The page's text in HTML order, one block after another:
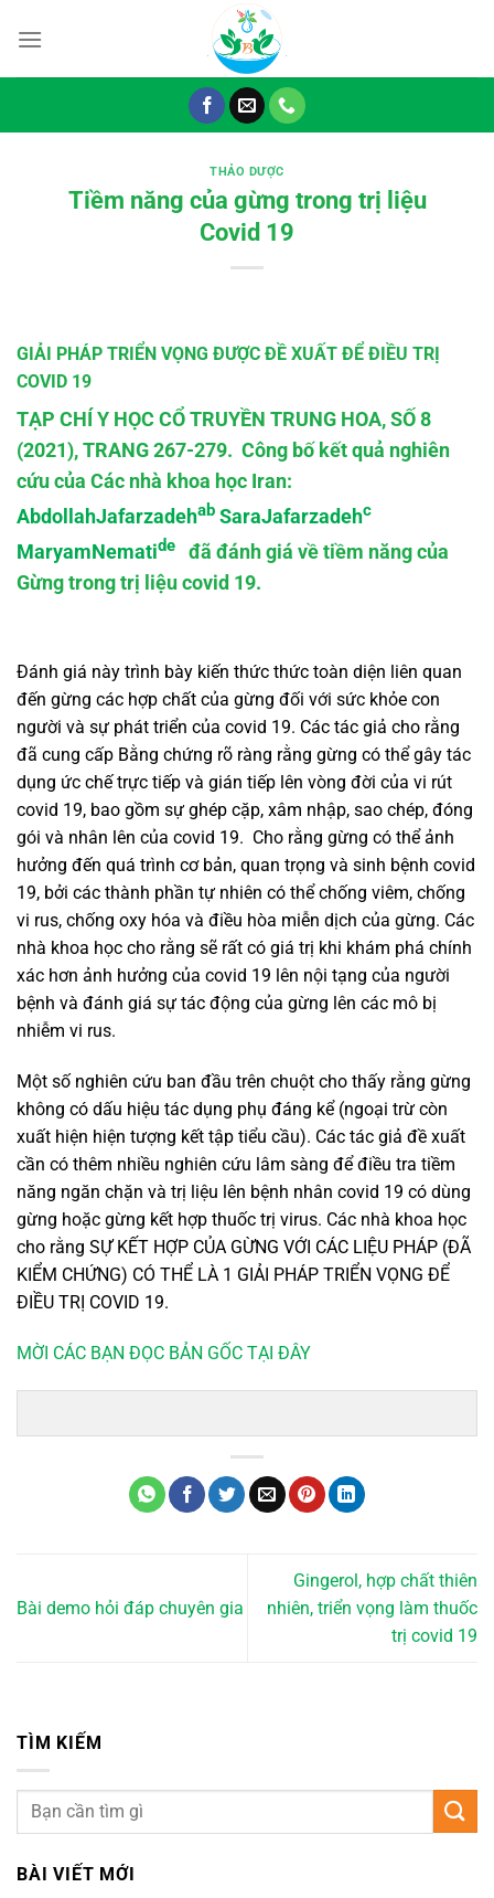
đến
THẢO DƯỢC
Tiềm năng của gừng trong trị liệu
Covid 19
GIẢI PHÁP TRIỂN VỌNG ĐƯỢC ĐỀ XUẤT ĐỂ ĐIỀU TRỊ
COVID 19
TẠP CHÍ Y HỌC CỔ TRUYỀN TRUNG HOA, SỐ 8
(2021), TRANG 267-279. Công bố kết quả nghiên
cứu của Các nhà khoa học Iran:
AbdollahJafarzadehab SaraJafarzadehc
MaryamNematide đã đánh giá về tiềm năng của
Gừng trong trị liệu covid 19.
Đánh giá này trình bày kiến thức thức toàn diện liên quan
đến gừng các hợp chất của gừng đối với sức khỏe con
người và sự phát triển của covid 19. Các tác giả cho rằng
đã cung cấp Bằng chứng rõ ràng rằng gừng có thể gây tác
dụng ức chế trực tiếp và gián tiếp lên vòng đời của vi rút
covid 19, bao gồm sự ghép cặp, xâm nhập, sao chép, đóng
gói và nhân lên của covid 19. Cho rằng gừng có thể ảnh
hưởng đến quá trình cơ bản, quan trọng và sinh bệnh covid
19, bởi các thành phần tự nhiên có thể chống viêm, chống
vi rus, chống oxy hóa và điều hòa miễn dịch của gừng. Các
nhà khoa học cho rằng sẽ rất có giá trị khi khám phá chính
xác hơn ảnh hưởng của covid 19 lên nội tạng của người
bệnh và đánh giá sự tác động của gừng lên các mô bị
nhiễm vi rus.
Một số nghiên cứu ban đầu trên chuột cho thấy rằng gừng
không có dấu hiệu tác dụng phụ đáng kể (ngoại trừ còn
xuất hiện hiện tượng kết tập tiểu cầu). Các tác giả đề xuất
cần có thêm nhiều nghiên cứu lâm sàng để điều tra tiềm
năng ngăn chặn và trị liệu lên bệnh nhân covid 19 có dùng
gừng hoặc gừng kết hợp thuốc trị virus. Các nhà khoa học
cho rằng SỰ KẾT HỢP CỦA GỪNG VỚI CÁC LIỆU PHÁP (ĐÃ
KIỂM CHỨNG) CÓ THỂ LÀ 1 GIẢI PHÁP TRIỂN VỌNG ĐỂ
ĐIỀU TRỊ COVID 19.
MỜI CÁC BẠN ĐỌC BẢN GỐC TẠI ĐÂY
Bài demo hỏi đáp chuyên gia
Gingerol, hợp chất thiên
nhiên, triển vọng làm thuốc
trị covid 19
TÌM KIẾM
BÀI VIẾT MỚI